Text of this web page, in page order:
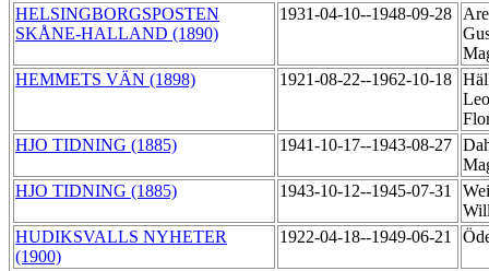
HELSINGBORGSPOSTEN
SKÅNE-HALLAND (1890)
1931-04-10--1948-09-28
HEMMETS VÄN (1898)
1921-08-22--1962-10-18
HJO TIDNING (1885)
1941-10-17--1943-08-27
HJO TIDNING (1885)
1943-10-12--1945-07-31
HUDIKSVALLS NYHETER
(1900)
1922-04-18--1949-06-21